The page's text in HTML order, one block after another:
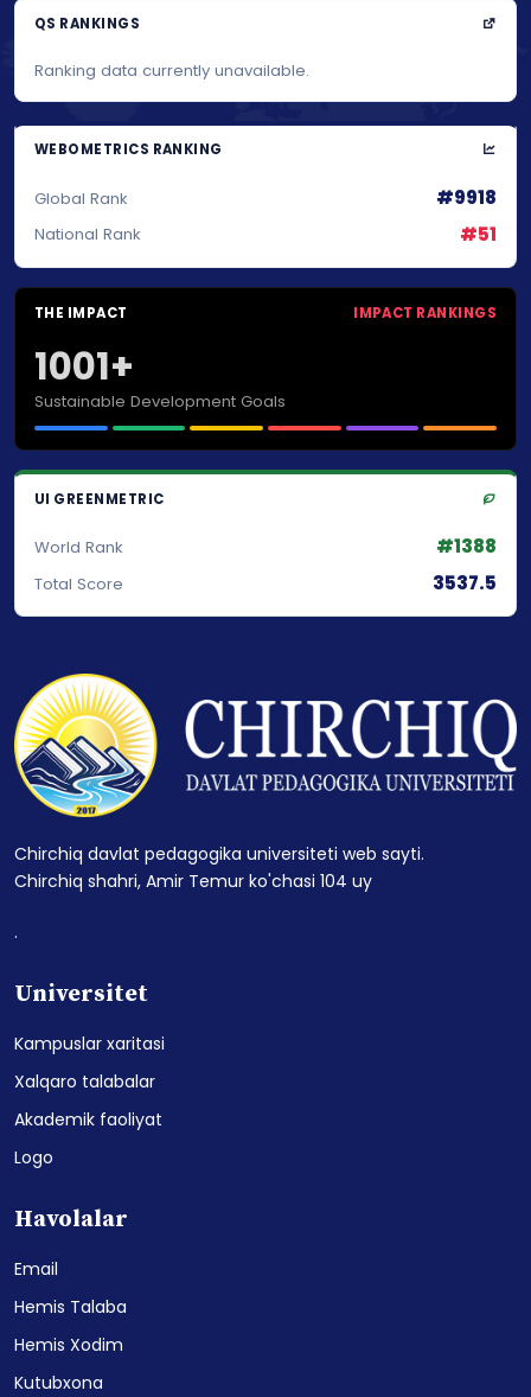
QS RANKINGS
Ranking data currently unavailable.
WEBOMETRICS RANKING
Global Rank #9918
National Rank #51
THE IMPACT IMPACT RANKINGS
1001+
Sustainable Development Goals
UI GREENMETRIC
World Rank #1388
Total Score 3537.5
Chirchiq davlat pedagogika universiteti web sayti.
Chirchiq shahri, Amir Temur ko'chasi 104 uy
.
Universitet
Kampuslar xaritasi
Xalqaro talabalar
Akademik faoliyat
Logo
Havolalar
Email
Hemis Talaba
Hemis Xodim
Kutubxona